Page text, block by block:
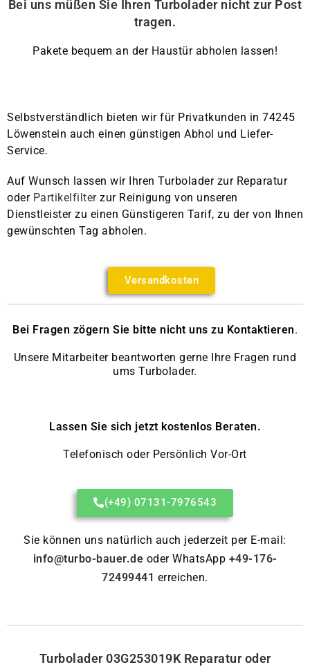
Bei uns müßen Sie Ihren Turbolader nicht zur Post
tragen.
Pakete bequem an der Haustür abholen lassen!
Selbstverständlich bieten wir für Privatkunden in 74245
Löwenstein auch einen günstigen Abhol und Liefer-
Service.
Auf Wunsch lassen wir Ihren Turbolader zur Reparatur
oder Partikelfilterzur Reinigung von unseren
Dienstleister zu einen Günstigeren Tarif, zu der von Ihnen
gewünschten Tag abholen.
Versandkosten
Bei Fragen zögern Sie bitte nicht uns zu Kontaktieren.
Unsere Mitarbeiter beantworten gerne Ihre Fragen rund
ums Turbolader.
Lassen Sie sich jetzt kostenlos Beraten.
Telefonisch oder Persönlich Vor-Ort
(+49) 07131-7976543
Sie können uns natürlich auch jederzeit per E-mail:
info@turbo-bauer.de oder WhatsApp +49-176-
72499441 erreichen.
Turbolader 03G253019K Reparatur oder